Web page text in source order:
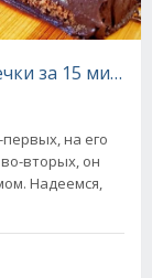
за 15 минут
на его
вторых, он
Надеемся,